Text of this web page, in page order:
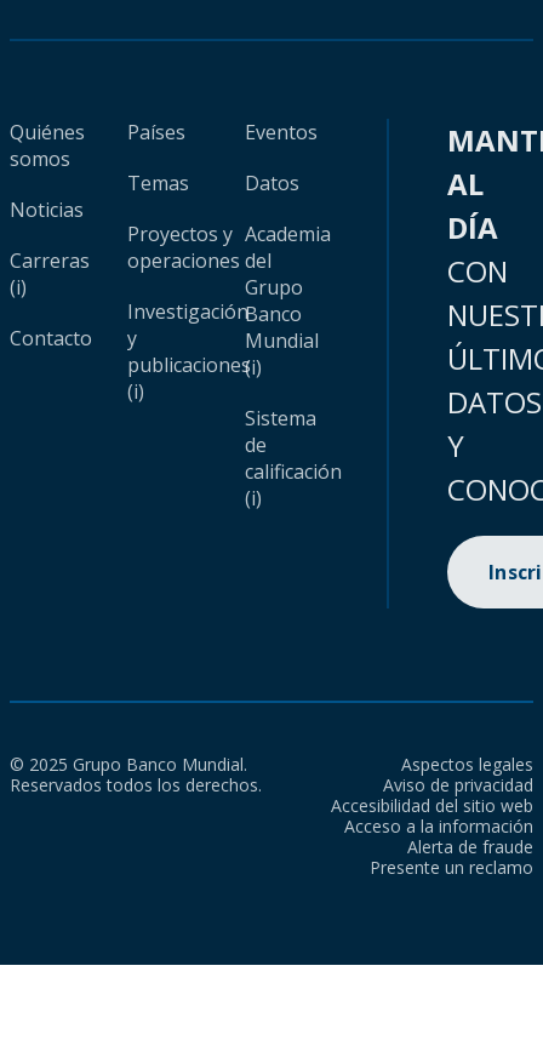
Quiénes
somos
Noticias
Carreras
(i)
Contacto
Países
Temas
Proyectos y
operaciones
Investigación
y
publicaciones
(i)
Eventos
Datos
Academia
del
Grupo
Banco
Mundial
(i)
Sistema
de
calificación
(i)
AL
DÍA
CON
DATOS
Y
© 2025 Grupo Banco Mundial.
Reservados todos los derechos.
Aspectos legales
Aviso de privacidad
Accesibilidad del sitio web
Acceso a la información
Alerta de fraude
Presente un reclamo